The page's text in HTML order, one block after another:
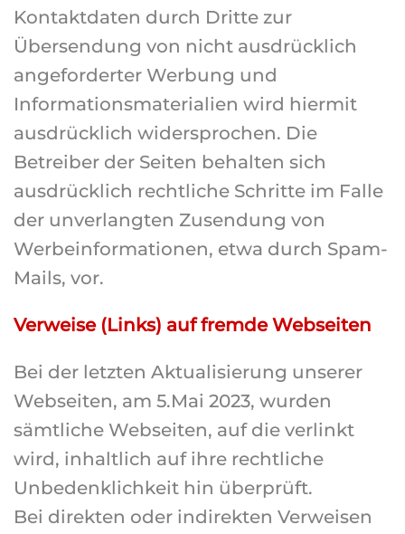
Kontaktdaten durch Dritte zur
Übersendung von nicht ausdrücklich
angeforderter Werbung und
Informationsmaterialien wird hiermit
ausdrücklich widersprochen. Die
Betreiber der Seiten behalten sich
ausdrücklich rechtliche Schritte im Falle
der unverlangten Zusendung von
Werbeinformationen, etwa durch Spam-
Mails, vor.
Verweise (Links) auf fremde Webseiten
Bei der letzten Aktualisierung unserer
Webseiten, am 5.Mai 2023, wurden
sämtliche Webseiten, auf die verlinkt
wird, inhaltlich auf ihre rechtliche
Unbedenklichkeit hin überprüft.
Bei direkten oder indirekten Verweisen